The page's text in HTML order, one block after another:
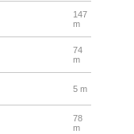
147
m
74
m
5 m
78
m